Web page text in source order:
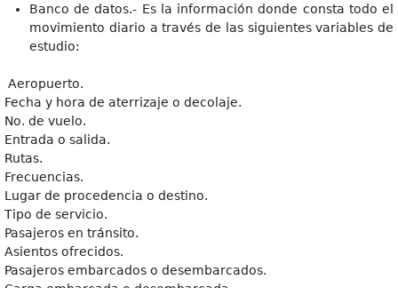
Banco de datos.- Es la información donde consta todo el
movimiento diario a través de las siguientes variables de
estudio:
Aeropuerto.
Fecha y hora de aterrizaje o decolaje.
No. de vuelo.
Entrada o salida.
Rutas.
Frecuencias.
Lugar de procedencia o destino.
Tipo de servicio.
Pasajeros en tránsito.
Asientos ofrecidos.
Pasajeros embarcados o desembarcados.